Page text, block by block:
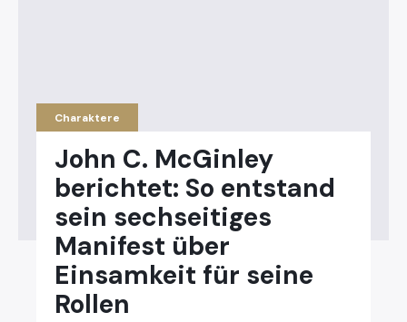
Charaktere
John C. McGinley
berichtet: So entstand
sein sechseitiges
Manifest über
Einsamkeit für seine
Rollen